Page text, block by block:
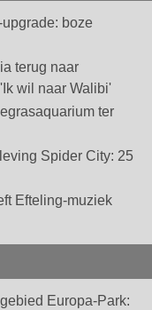
boze
terug naar
wil naar Walibi'
ter
Spider City: 25
Efteling-muziek
Europa-Park: